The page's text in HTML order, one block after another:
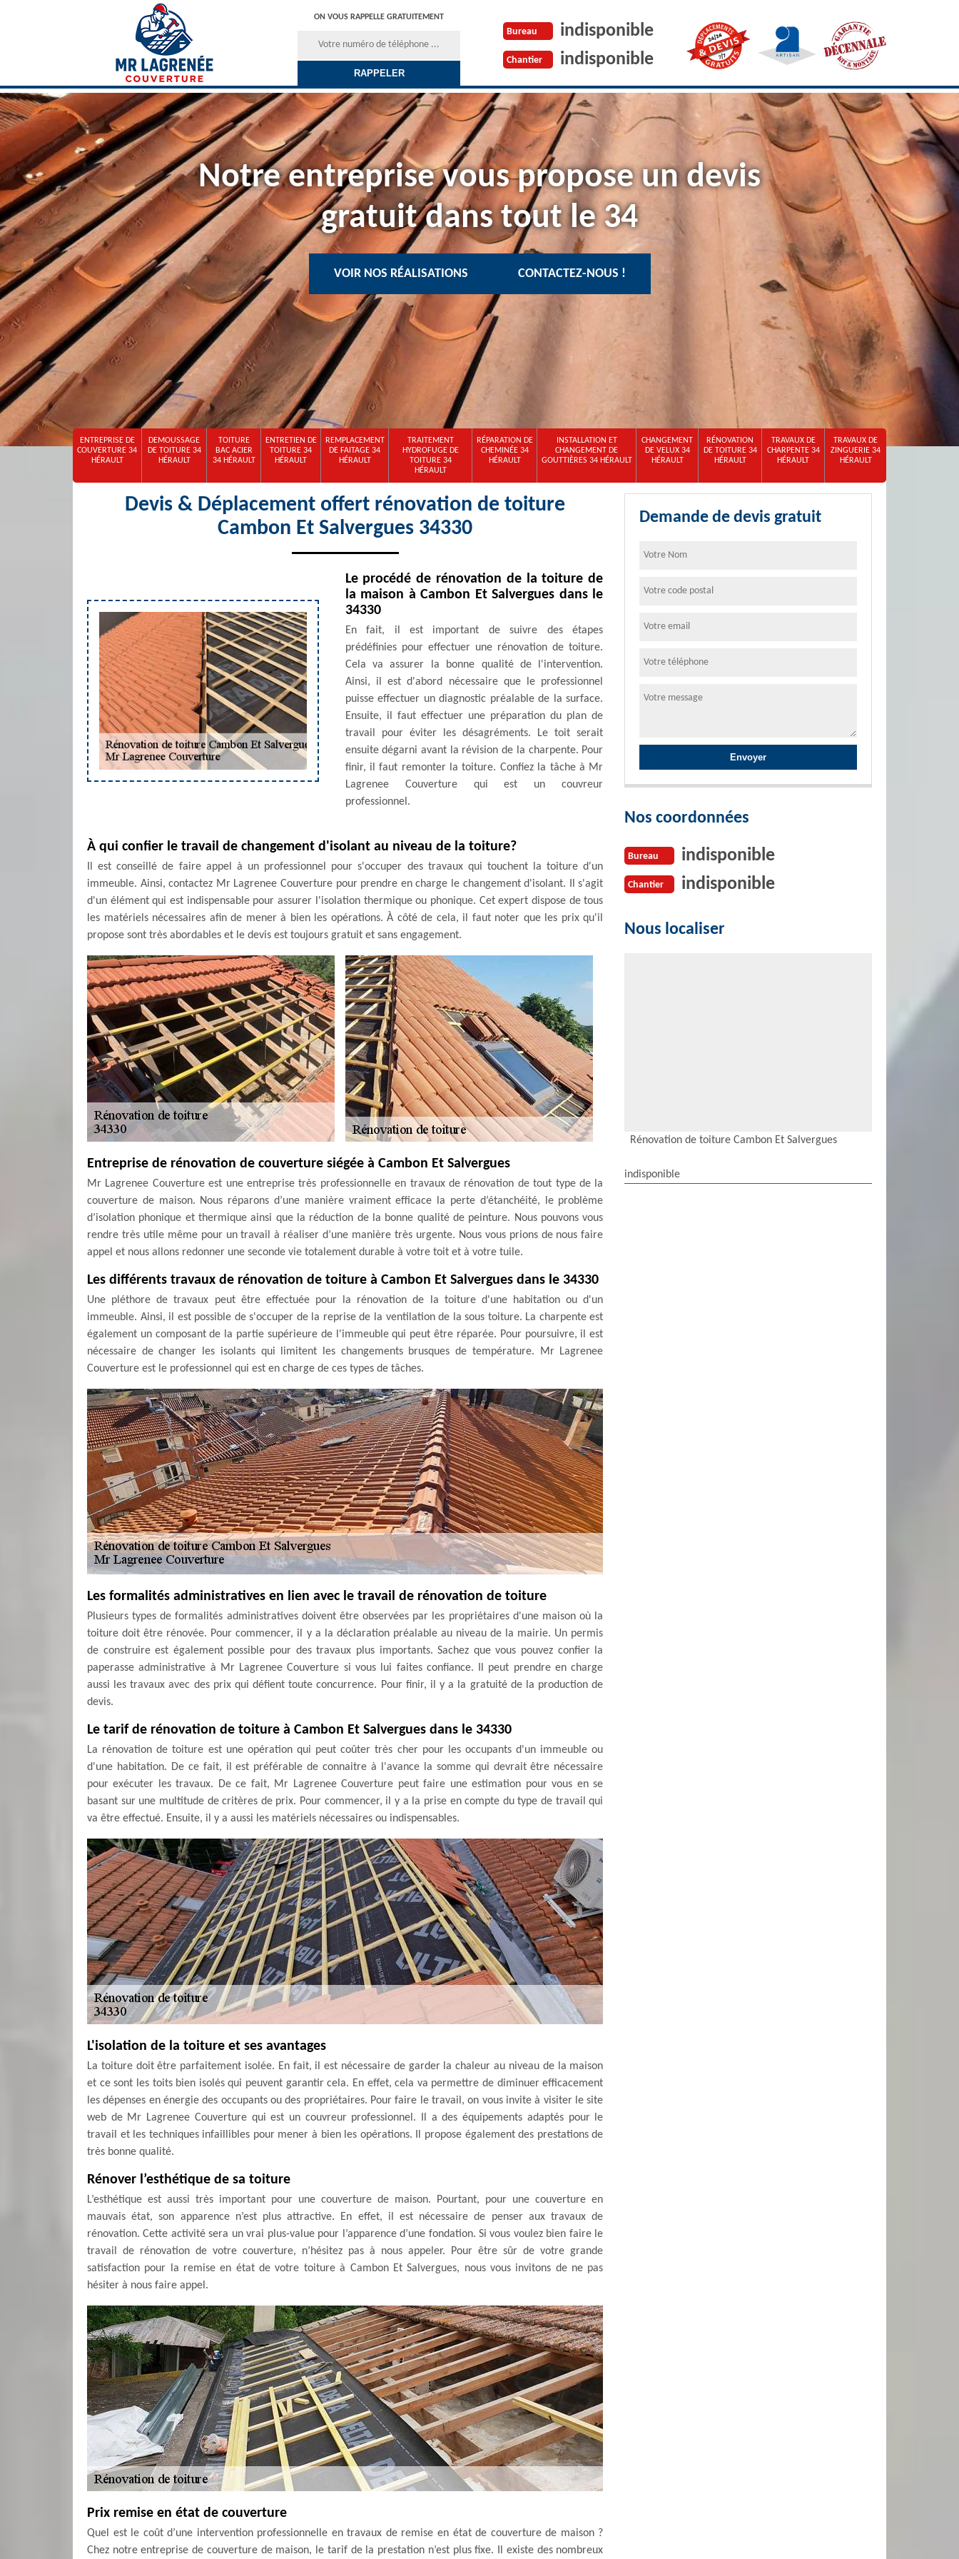
ON VOUS RAPPELLE GRATUITEMENT
Bureau indisponible
Chantier indisponible
Notre entreprise vous propose un devis
gratuit dans tout le 34
VOIR NOS RÉALISATIONS CONTACTEZ-NOUS !
ENTREPRISE DE
COUVERTURE 34
HÉRAULT
DEMOUSSAGE
DE TOITURE 34
HÉRAULT
TOITURE
BAC ACIER
34 HÉRAULT
ENTRETIEN DE
TOITURE 34
HÉRAULT
REMPLACEMENT
DE FAITAGE 34
HÉRAULT
TRAITEMENT
HYDROFUGE DE
TOITURE 34
HÉRAULT
RÉPARATION DE
CHEMINÉE 34
HÉRAULT
INSTALLATION ET
CHANGEMENT DE
GOUTTIÈRES 34 HÉRAULT
CHANGEMENT
DE VELUX 34
HÉRAULT
RÉNOVATION
DE TOITURE 34
HÉRAULT
TRAVAUX DE
CHARPENTE 34
HÉRAULT
TRAVAUX DE
ZINGUERIE 34
HÉRAULT
Devis & Déplacement offert rénovation de toiture
Cambon Et Salvergues 34330
Le procédé de rénovation de la toiture de
la maison à Cambon Et Salvergues dans le
34330
En fait, il est important de suivre des étapes
prédéfinies pour effectuer une rénovation de toiture.
Cela va assurer la bonne qualité de l'intervention.
Ainsi, il est d'abord nécessaire que le professionnel
puisse effectuer un diagnostic préalable de la surface.
Ensuite, il faut effectuer une préparation du plan de
travail pour éviter les désagréments. Le toit serait
ensuite dégarni avant la révision de la charpente. Pour
finir, il faut remonter la toiture. Confiez la tâche à Mr
Lagrenee Couverture qui est un couvreur
professionnel.
À qui confier le travail de changement d'isolant au niveau de la toiture?
Il est conseillé de faire appel à un professionnel pour s'occuper des travaux qui touchent la toiture d'un
immeuble. Ainsi, contactez Mr Lagrenee Couverture pour prendre en charge le changement d'isolant. Il s'agit
d'un élément qui est indispensable pour assurer l'isolation thermique ou phonique. Cet expert dispose de tous
les matériels nécessaires afin de mener à bien les opérations. À côté de cela, il faut noter que les prix qu'il
propose sont très abordables et le devis est toujours gratuit et sans engagement.
Entreprise de rénovation de couverture siégée à Cambon Et Salvergues
Mr Lagrenee Couverture est une entreprise très professionnelle en travaux de rénovation de tout type de la
couverture de maison. Nous réparons d’une manière vraiment efficace la perte d’étanchéité, le problème
d’isolation phonique et thermique ainsi que la réduction de la bonne qualité de peinture. Nous pouvons vous
rendre très utile même pour un travail à réaliser d’une manière très urgente. Nous vous prions de nous faire
appel et nous allons redonner une seconde vie totalement durable à votre toit et à votre tuile.
Les différents travaux de rénovation de toiture à Cambon Et Salvergues dans le 34330
Une pléthore de travaux peut être effectuée pour la rénovation de la toiture d'une habitation ou d'un
immeuble. Ainsi, il est possible de s'occuper de la reprise de la ventilation de la sous toiture. La charpente est
également un composant de la partie supérieure de l'immeuble qui peut être réparée. Pour poursuivre, il est
nécessaire de changer les isolants qui limitent les changements brusques de température. Mr Lagrenee
Couverture est le professionnel qui est en charge de ces types de tâches.
Les formalités administratives en lien avec le travail de rénovation de toiture
Plusieurs types de formalités administratives doivent être observées par les propriétaires d'une maison où la
toiture doit être rénovée. Pour commencer, il y a la déclaration préalable au niveau de la mairie. Un permis
de construire est également possible pour des travaux plus importants. Sachez que vous pouvez confier la
paperasse administrative à Mr Lagrenee Couverture si vous lui faites confiance. Il peut prendre en charge
aussi les travaux avec des prix qui défient toute concurrence. Pour finir, il y a la gratuité de la production de
devis.
Le tarif de rénovation de toiture à Cambon Et Salvergues dans le 34330
La rénovation de toiture est une opération qui peut coûter très cher pour les occupants d'un immeuble ou
d'une habitation. De ce fait, il est préférable de connaitre à l'avance la somme qui devrait être nécessaire
pour exécuter les travaux. De ce fait, Mr Lagrenee Couverture peut faire une estimation pour vous en se
basant sur une multitude de critères de prix. Pour commencer, il y a la prise en compte du type de travail qui
va être effectué. Ensuite, il y a aussi les matériels nécessaires ou indispensables.
L'isolation de la toiture et ses avantages
La toiture doit être parfaitement isolée. En fait, il est nécessaire de garder la chaleur au niveau de la maison
et ce sont les toits bien isolés qui peuvent garantir cela. En effet, cela va permettre de diminuer efficacement
les dépenses en énergie des occupants ou des propriétaires. Pour faire le travail, on vous invite à visiter le site
web de Mr Lagrenee Couverture qui est un couvreur professionnel. Il a des équipements adaptés pour le
travail et les techniques infaillibles pour mener à bien les opérations. Il propose également des prestations de
très bonne qualité.
Rénover l’esthétique de sa toiture
L’esthétique est aussi très important pour une couverture de maison. Pourtant, pour une couverture en
mauvais état, son apparence n’est plus attractive. En effet, il est nécessaire de penser aux travaux de
rénovation. Cette activité sera un vrai plus-value pour l’apparence d’une fondation. Si vous voulez bien faire le
travail de rénovation de votre couverture, n’hésitez pas à nous appeler. Pour être sûr de votre grande
satisfaction pour la remise en état de votre toiture à Cambon Et Salvergues, nous vous invitons de ne pas
hésiter à nous faire appel.
Prix remise en état de couverture
Quel est le coût d’une intervention professionnelle en travaux de remise en état de couverture de maison ?
Chez notre entreprise de couverture de maison, le tarif de la prestation n’est plus fixe. Il existe des nombreux
Demande de devis gratuit
Nos coordonnées
Bureau indisponible
Chantier indisponible
Nous localiser
Rénovation de toiture Cambon Et Salvergues
indisponible